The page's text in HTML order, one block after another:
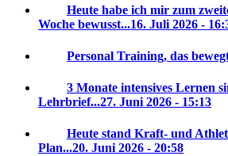
Heute habe ich mir zum
Woche bewusst...16. Juli 2026 -
Personal Training, das
3 Monate intensives Lernen
Lehrbrief...27. Juni 2026 - 15:13
Heute stand Kraft- und
Plan...20. Juni 2026 - 20:58